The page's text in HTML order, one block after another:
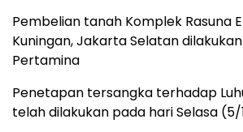
Pembelian tanah Komplek Rasuna
Kuningan, Jakarta Selatan
Pertamina
Penetapan tersangka terhadap
telah dilakukan pada hari Selasa (5/